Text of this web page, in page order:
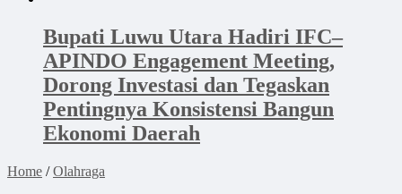
Bupati Luwu Utara Hadiri IFC–
APINDO Engagement Meeting,
Dorong Investasi dan Tegaskan
Pentingnya Konsistensi Bangun
Ekonomi Daerah
Home /Olahraga